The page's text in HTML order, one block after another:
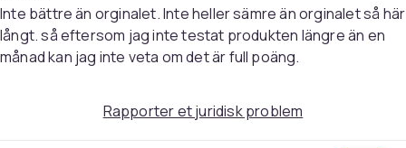
Spesifikasjoner:
Farge: Sort
Materiale: Silikon
Inte bättre än orginalet. Inte heller sämre än orginalet så här
långt. så eftersom jag inte testat produkten längre än en
månad kan jag inte veta om det är full poäng.
Rapporter et juridisk problem